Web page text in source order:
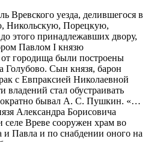
Вревского уезда, делившегося в
Никольскую, Порецкую,
этого принадлежавших двору,
Павлом I князю
городища были построены
Голубово. Сын князя, барон
с Евпраксией Николаевной
владений стал обустраивать
бывал А. С. Пушкин. «…
Александра Борисовича
Вреве сооружен храм во
и Павла и по снабдении оного на